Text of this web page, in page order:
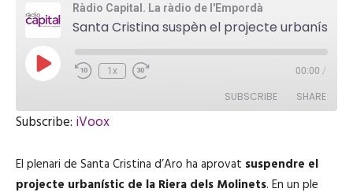
Ràdio Capital. La ràdio de l'Empordà
P
l
E
p
o
e
1x 00:00 /
SUBSCRIBE SHARE
RSS FEED
LINK
Subscribe: iVoox
El plenari de Santa Cristina d’Aro ha aprovat suspendre el
projecte urbanístic de la Riera dels Molinets. En un ple